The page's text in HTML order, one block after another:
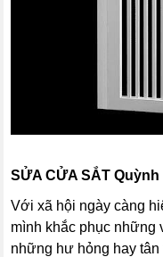
SỬA CỬA SẮTQuỳnh
Với xã hội ngày càng
mình khắc phục
những hư hỏng hay